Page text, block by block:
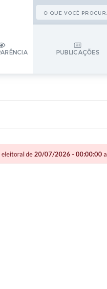
PUBLICAÇÕES
eleitoral de20/07/2026 - 00:00:00a